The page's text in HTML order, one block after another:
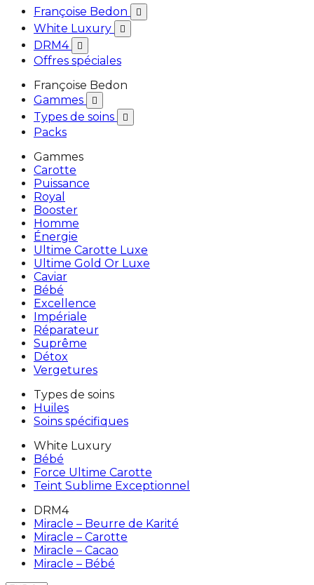
Françoise Bedon 
White Luxury 
DRM4 
Offres spéciales
Françoise Bedon
Gammes

Types de soins 
Packs
Gammes
Carotte
Puissance
Royal
Booster
Homme
Énergie
Ultime Carotte Luxe
Ultime Gold Or Luxe
Caviar
Bébé
Excellence
Impériale
Réparateur
Suprême
Détox
Vergetures
Types de soins
Huiles
Soins spécifiques
White Luxury
Bébé
Force Ultime Carotte
Teint Sublime Exceptionnel
DRM4
Miracle – Beurre de Karité
Miracle – Carotte
Miracle – Cacao
Miracle – Bébé